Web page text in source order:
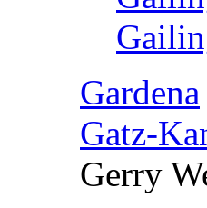
Gardena
Gatz-
Gerry